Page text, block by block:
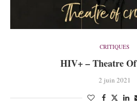
CRITIQUES
HIV+ – Theatre
2 juin 2021